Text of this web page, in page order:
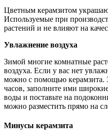
Цветным керамзитом
Используемые при
растений и не влияют на
Увлажнение воздуха
Зимой многие комнатные
воздуха. Если у вас нет
можно с помощью керамзита.
часов, заполните ими
воды и поставьте на
можно разместить прямо на
Минусы керамзита